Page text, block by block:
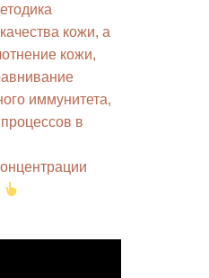
кожи, а
кожи,
иммунитета,
в